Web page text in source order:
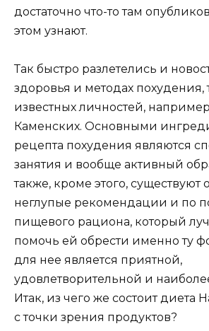
достаточно что-то там
этом узнают.
Так быстро разлетелись и
здоровья и методах похудения,
известных личностей,
Каменских. Основными
рецепта похудения являются
занятия и вообще активный
также, кроме этого, существуют
неглупые рекомендации и по
пищевого рациона, который
помочь ей обрести именно ту
для нее является приятной,
удовлетворительной и
Итак, из чего же состоит диета
с точки зрения продуктов?